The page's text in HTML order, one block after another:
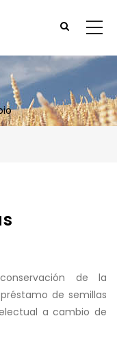
-
de la
de semillas
a cambio de